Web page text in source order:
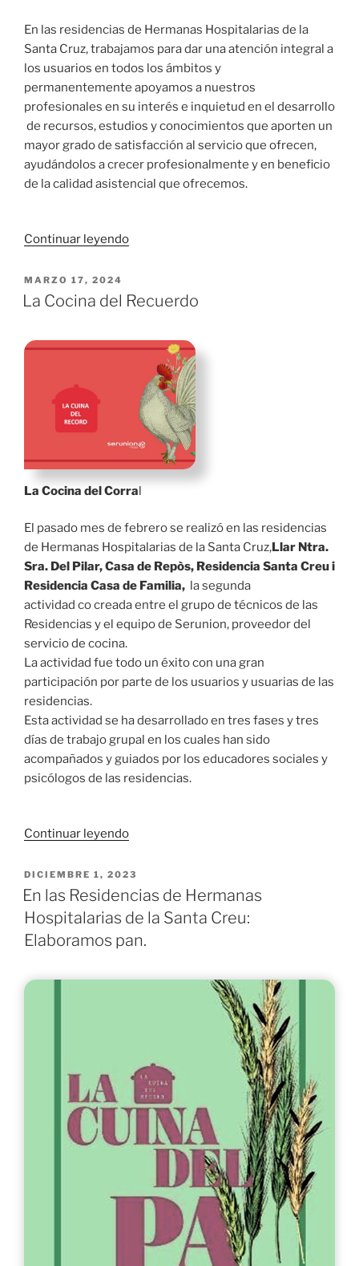
En las residencias de Hermanas Hospitalarias de la
Santa Cruz, trabajamos para dar una atención integral a
los usuarios en todos los ámbitos y
permanentemente apoyamos a nuestros
profesionales en su interés e inquietud en el desarrollo
de recursos, estudios y conocimientos que aporten un
mayor grado de satisfacción al servicio que ofrecen,
ayudándolos a crecer profesionalmente y en beneficio
de la calidad asistencial que ofrecemos.
Continuar leyendo«Funciones
del
Geriatría»
PUBLICADO
EL
MARZO 17, 2024
La Cocina del Recuerdo
La Cocina del Corral
El pasado mes de febrero se realizó en las residencias
de Hermanas Hospitalarias de la Santa Cruz,Llar Ntra.
Sra. Del Pilar, Casa de Repòs, Residencia Santa Creu i
Residencia Casa de Familia, la segunda
actividad co creada entre el grupo de técnicos de las
Residencias y el equipo de Serunion, proveedor del
servicio de cocina.
La actividad fue todo un éxito con una gran
participación por parte de los usuarios y usuarias de las
residencias.
Esta actividad se ha desarrollado en tres fases y tres
días de trabajo grupal en los cuales han sido
acompañados y guiados por los educadores sociales y
psicólogos de las residencias.
Continuar leyendo«La
del
Recuerdo»
PUBLICADO
EL
DICIEMBRE 1, 2023
En las Residencias de Hermanas
Hospitalarias de la Santa Creu:
Elaboramos pan.